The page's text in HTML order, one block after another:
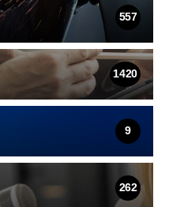
557
1420
9
262